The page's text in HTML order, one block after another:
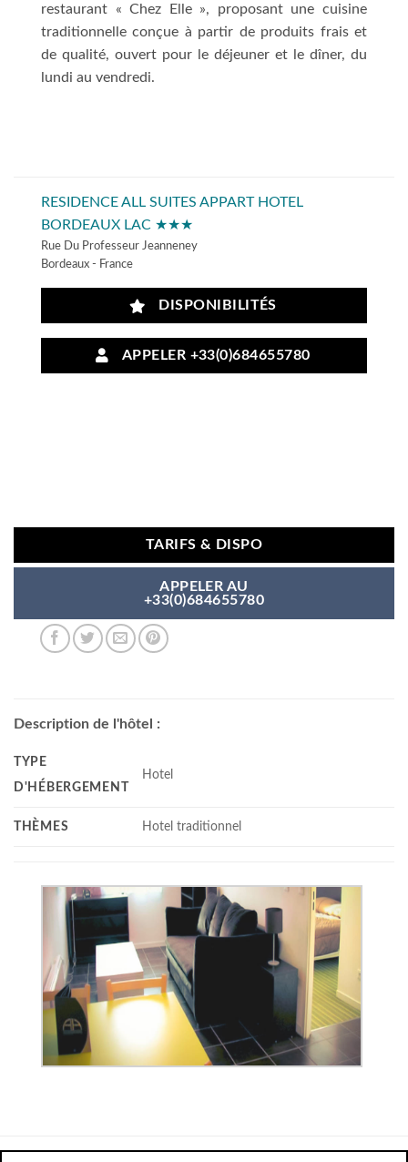
restaurant « Chez Elle », proposant une cuisine
traditionnelle conçue à partir de produits frais et
de qualité, ouvert pour le déjeuner et le dîner, du
lundi au vendredi.
RESIDENCE ALL SUITES APPART HOTEL
BORDEAUX LAC ★★★
Rue Du Professeur Jeanneney
Bordeaux - France
DISPONIBILITÉS
APPELER +33(0)684655780
TARIFS & DISPO
APPELER AU
+33(0)684655780
Description de l'hôtel :
TYPE
D'HÉBERGEMENT
Hotel
THÈMES Hotel traditionnel